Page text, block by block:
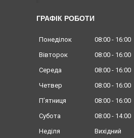
ГРАФІК РОБОТИ
Понеділок 08:00
16:00
Вівторок
08:00
16:00
Середа
08:00
16:00
Четвер
08:00
16:00
Пʼятниця
08:00
16:00
Субота
08:00
14:00
Неділя
Вихідний